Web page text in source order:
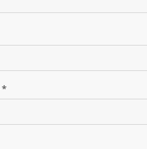
*